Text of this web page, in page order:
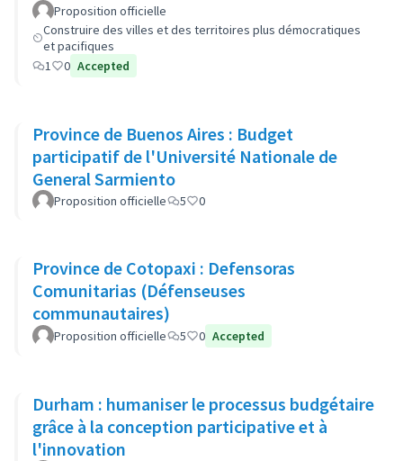
Proposition officielle
Construire des villes et des territoires plus démocratiques
et pacifiques
1
0 Accepted
Province de Buenos Aires : Budget
participatif de l'Université Nationale de
General Sarmiento
Proposition officielle 5 0
Province de Cotopaxi : Defensoras
Comunitarias (Défenseuses
communautaires)
Proposition officielle 5 0 Accepted
Durham : humaniser le processus budgétaire
grâce à la conception participative et à
l'innovation